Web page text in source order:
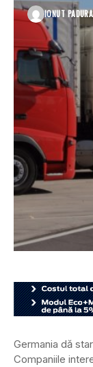
IONUT
Germania dă
Companiile